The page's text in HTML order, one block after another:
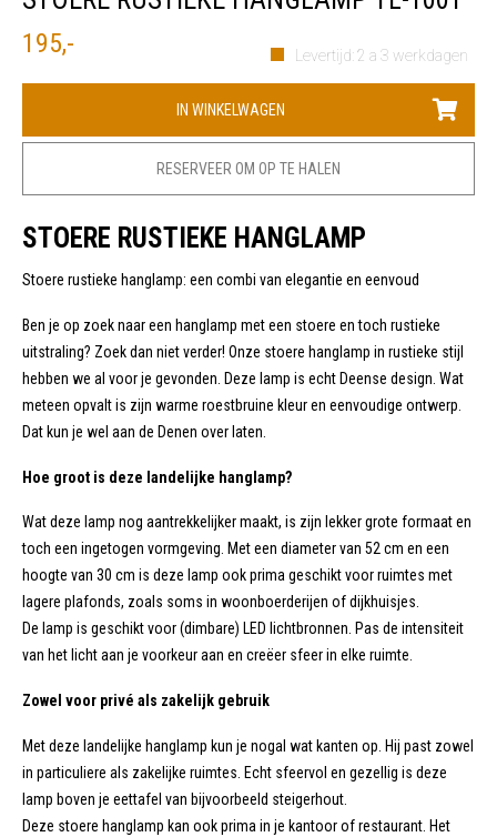
195,- Levertijd: 2 a 3 werkdagen
IN WINKELWAGEN
RESERVEER OM OP TE HALEN
STOERE RUSTIEKE HANGLAMP
Stoere rustieke hanglamp: een combi van elegantie en eenvoud
Ben je op zoek naar een hanglamp met een stoere en toch rustieke
uitstraling? Zoek dan niet verder! Onze stoere hanglamp in rustieke stijl
hebben we al voor je gevonden. Deze lamp is echt Deense design. Wat
meteen opvalt is zijn warme roestbruine kleur en eenvoudige ontwerp.
Dat kun je wel aan de Denen over laten.
Hoe groot is deze landelijke hanglamp?
Wat deze lamp nog aantrekkelijker maakt, is zijn lekker grote formaat en
toch een ingetogen vormgeving. Met een diameter van 52 cm en een
hoogte van 30 cm is deze lamp ook prima geschikt voor ruimtes met
lagere plafonds, zoals soms in woonboerderijen of dijkhuisjes.
De lamp is geschikt voor (dimbare) LED lichtbronnen. Pas de intensiteit
van het licht aan je voorkeur aan en creëer sfeer in elke ruimte.
Zowel voor privé als zakelijk gebruik
Met deze landelijke hanglamp kun je nogal wat kanten op. Hij past zowel
in particuliere als zakelijke ruimtes. Echt sfeervol en gezellig is deze
lamp boven je eettafel van bijvoorbeeld steigerhout.
Deze stoere hanglamp kan ook prima in je kantoor of restaurant. Het